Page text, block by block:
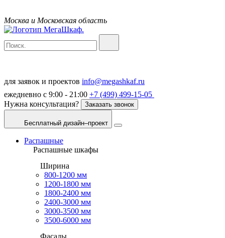
Москва и Московская область
для заявок и проектов info@megashkaf.ru
ежедневно с 9:00 - 21:00 +7 (499) 499-15-05
Нужна консультация?
Заказать звонок
Бесплатный дизайн–проект
Распашные
Распашные шкафы
Ширина
800-1200 мм
1200-1800 мм
1800-2400 мм
2400-3000 мм
3000-3500 мм
3500-6000 мм
Фасады